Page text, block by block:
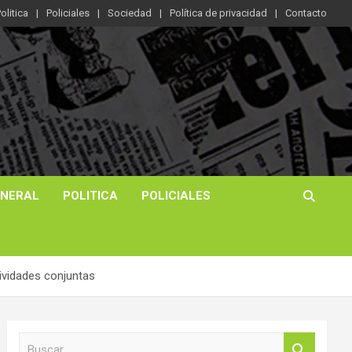
Policiales Sociedad Política de privacidad Contacto
POLITICA POLICIALES
conjuntas